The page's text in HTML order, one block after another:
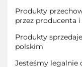
Produkty
przez producenta
Produkty
polskim
Jesteśmy legalnie